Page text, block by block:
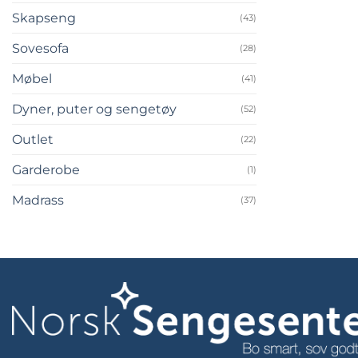
Skapseng (43)
Sovesofa (28)
Møbel (41)
Dyner, puter og sengetøy (52)
Outlet (22)
Garderobe (1)
Madrass (37)